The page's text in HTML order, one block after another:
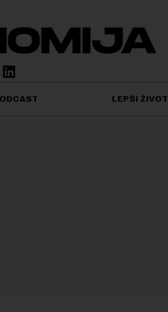
LEPŠI ŽIVOT